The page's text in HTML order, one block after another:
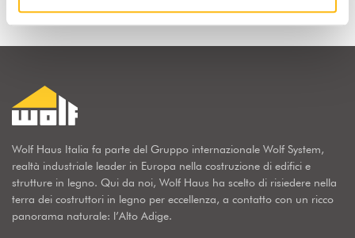
Wolf Haus Italia fa parte del Gruppo internazionale Wolf System,
realtà industriale leader in Europa nella costruzione di edifici e
strutture in legno. Qui da noi, Wolf Haus ha scelto di risiedere nella
terra dei costruttori in legno per eccellenza, a contatto con un ricco
panorama naturale: l’Alto Adige.